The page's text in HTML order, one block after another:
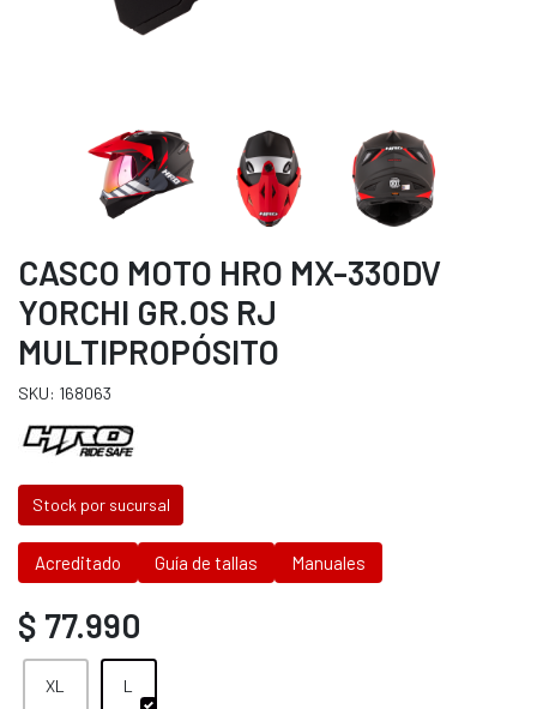
CASCO MOTO HRO MX-330DV
YORCHI GR.OS RJ
MULTIPROPÓSITO
SKU: 168063
Stock por sucursal
Acreditado Guía de tallas Manuales
$ 77.990
XL L